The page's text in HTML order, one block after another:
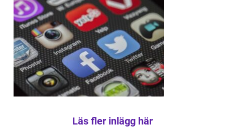
Läs fler inlägg här